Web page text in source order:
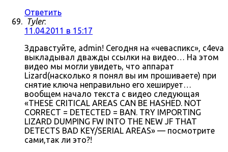
Ответить
Tyler:
11.04.2011 в 15:17
Здравстуйте, admin! Сегодня на «чеваспикс», c4eva
выкладывал дважды ссылки на видео… На этом
видео мы могли увидеть, что аппарат
Lizard(насколько я понял вы им прошиваете) при
снятие ключа неправильно его хеширует…
вообщем начало текста с видео следующая
«THESE CRITICAL AREAS CAN BE HASHED. NOT
CORRECT = DETECTED = BAN. TRY IMPORTING
LIZARD DUMPING FW INTO THE NEW JF THAT
DETECTS BAD KEY/SERIAL AREAS» — посмотрите
сами,так ли это?!